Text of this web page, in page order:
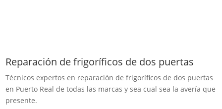
Reparación de frigoríficos de dos puertas
Técnicos expertos en reparación de frigoríficos de dos puertas
en Puerto Real de todas las marcas y sea cual sea la avería que
presente.